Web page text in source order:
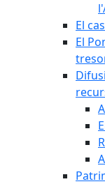
El
El